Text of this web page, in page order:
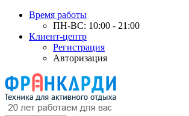
Время работы
ПН-ВС: 10:00 - 21:00
Клиент-центр
Регистрация
Авторизация